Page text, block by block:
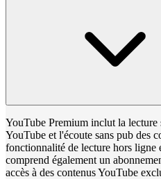
YouTube Premium inclut la lecture
YouTube et l'écoute sans pub des
fonctionnalité de lecture hors ligne
comprend également un
accès à des contenus YouTube